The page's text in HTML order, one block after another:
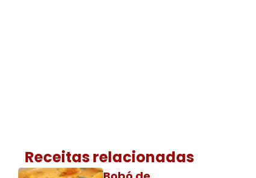
Receitas relacionadas